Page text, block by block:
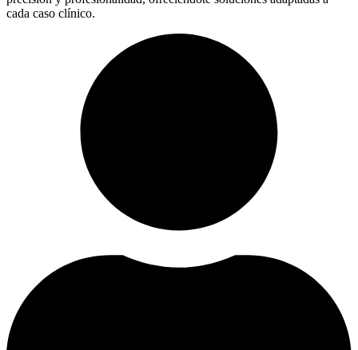
cada caso clínico.